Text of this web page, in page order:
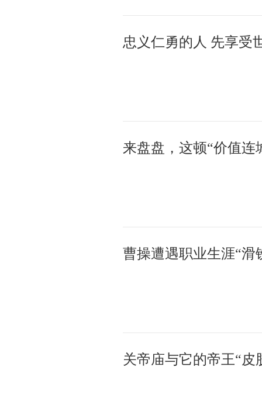
忠义仁勇的人 先享受
曹操遭遇职业生涯“滑
关帝庙与它的帝王“皮